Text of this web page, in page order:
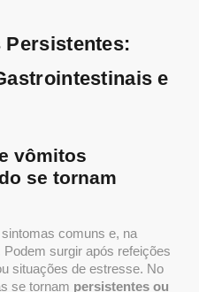
Persistentes:
e
vômitos
se tornam
comuns e, na
surgir após refeições
situações de estresse. No
se tornam persistentes ou